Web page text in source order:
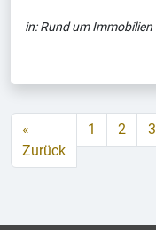
in:Rund um Immobilien
«
Zurück
1 2 3